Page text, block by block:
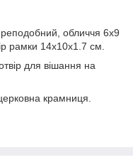
обличчя 6х9
рамки 14х10х1.7 см.
для вішання на
крамниця.